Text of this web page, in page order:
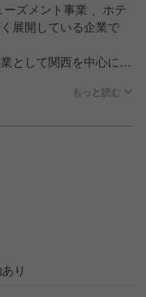
ズメント事業 、ホテ
展開している企業で
として関西を中心に約
つ、新しい味へと向か
料理を提供していま
スキルを磨きたい方に
、下処理、調理、盛り
めています。
もっと読む
り